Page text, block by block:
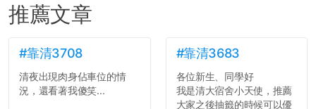
推薦文章
#靠清3708
清夜出現肉身佔車位的情
況，還看著我傻笑...
#靠清3683
各位新生、同學好
我是清大宿舍小天使，推薦
大家之後抽籤的時候可以優